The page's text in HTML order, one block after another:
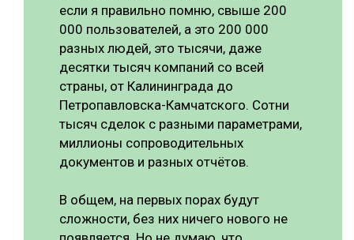
если я правильно помню, свыше 200
000 пользователей, а это 200 000
разных людей, это тысячи, даже
десятки тысяч компаний со всей
страны, от Калининграда до
Петропавловска-Камчатского. Сотни
тысяч сделок с разными параметрами,
миллионы сопроводительных
документов и разных отчётов.
В общем, на первых порах будут
сложности, без них ничего нового не